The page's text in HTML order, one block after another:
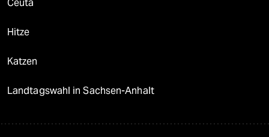
Ceuta
Hitze
Katzen
Landtagswahl in Sachsen-Anhalt